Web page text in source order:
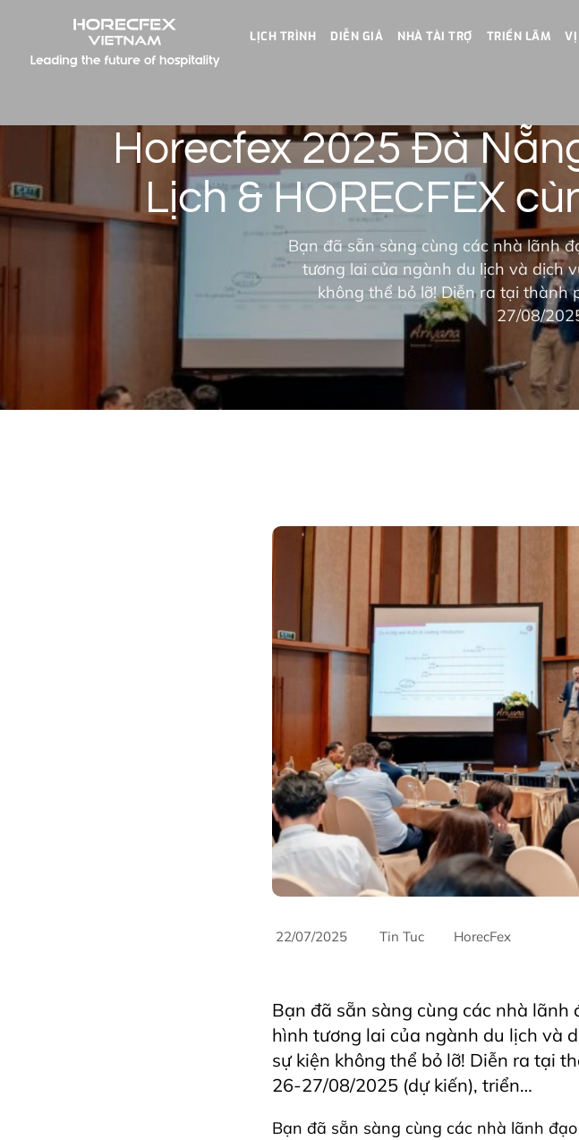
LỊCH TRÌNH DIỄN GIẢ NHÀ TÀI TRỢ TRIỂN LÃM VỊ
Horecfex 2025 Đà
Lịch & HORECFEX
Bạn đã sẵn sàng cùng các nhà lãnh
tương lai của ngành du lịch và dịch
không thể bỏ lỡ! Diễn ra tại
27/08/
22/07/2025 Tin Tuc HorecFex
Bạn đã sẵn sàng cùng các nhà
hình tương lai của ngành du lịch và
sự kiện không thể bỏ lỡ! Diễn ra tại
26-27/08/2025 (dự kiến), triển…
Bạn đã sẵn sàng cùng các nhà lãnh